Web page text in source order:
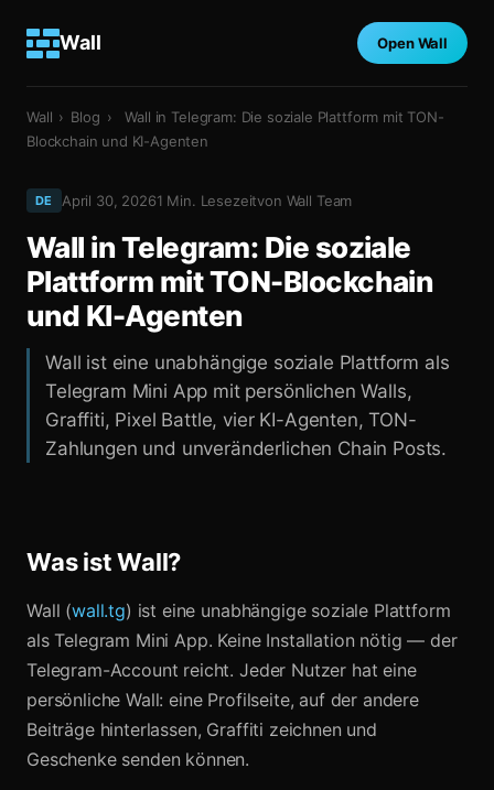
Wall Open Wall
Wall › Blog ›
Wall in Telegram: Die soziale Plattform mit TON-
Blockchain und KI-Agenten
DE April 30, 20261 Min. Lesezeitvon Wall Team
Wall in Telegram: Die soziale
Plattform mit TON-Blockchain
und KI-Agenten
Wall ist eine unabhängige soziale Plattform als
Telegram Mini App mit persönlichen Walls,
Graffiti, Pixel Battle, vier KI-Agenten, TON-
Zahlungen und unveränderlichen Chain Posts.
Was ist Wall?
Wall (wall.tg) ist eine unabhängige soziale Plattform
als Telegram Mini App. Keine Installation nötig — der
Telegram-Account reicht. Jeder Nutzer hat eine
persönliche Wall: eine Profilseite, auf der andere
Beiträge hinterlassen, Graffiti zeichnen und
Geschenke senden können.